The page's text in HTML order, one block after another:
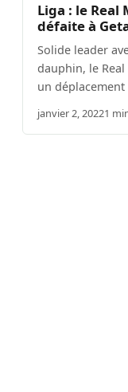
Liga : le
défaite à
Solide leader
dauphin, le
un
janvier 2, 20221